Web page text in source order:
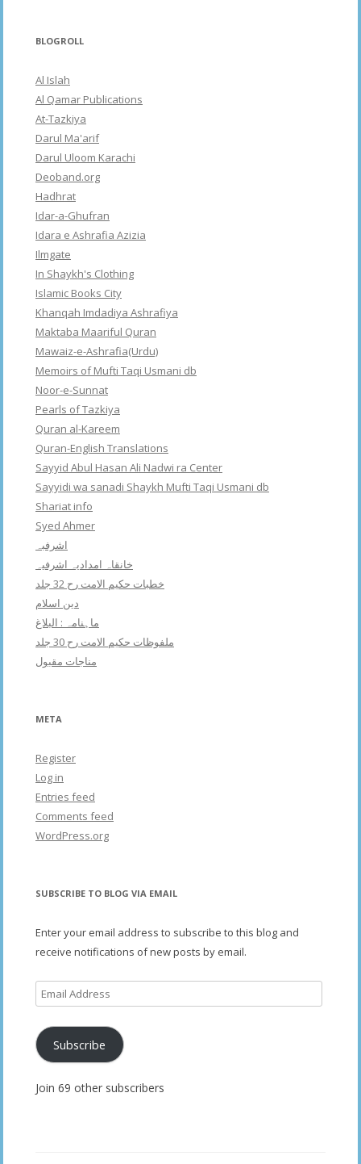
BLOGROLL
Al Islah
Al Qamar Publications
At-Tazkiya
Darul Ma'arif
Darul Uloom Karachi
Deoband.org
Hadhrat
Idar-a-Ghufran
Idara e Ashrafia Azizia
Ilmgate
In Shaykh's Clothing
Islamic Books City
Khanqah Imdadiya Ashrafiya
Maktaba Maariful Quran
Mawaiz-e-Ashrafia(Urdu)
Memoirs of Mufti Taqi Usmani db
Noor-e-Sunnat
Pearls of Tazkiya
Quran al-Kareem
Quran-English Translations
Sayyid Abul Hasan Ali Nadwi ra Center
Sayyidi wa sanadi Shaykh Mufti Taqi Usmani db
Shariat info
Syed Ahmer
اشرفبہ
خانقاہ امدادیہ اشرفیہ
خطبات حکیم الامت رح 32 جلد
دین اسلام
ماہنامہ : البلاغ
ملفوظات حکیم الامت رح 30 جلد
مناجات مقبول
META
Register
Log in
Entries feed
Comments feed
WordPress.org
SUBSCRIBE TO BLOG VIA EMAIL
Enter your email address to subscribe to this blog and
receive notifications of new posts by email.
Email
Address
Subscribe
Join 69 other subscribers